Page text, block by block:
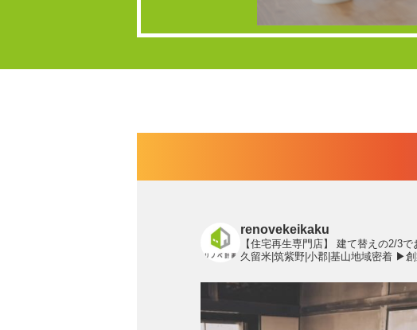
renovekeikaku
【住宅再生専門店】 建て替えの2/3で
久留米|筑紫野|小郡|基山地域密着 ▶︎創